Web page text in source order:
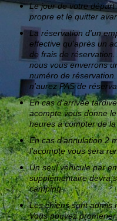
Le jour de votre départ
propre et le quitter
La réservation d'un
effective qu'après un
de frais de
nous vous enverrons
numéro de
n'aurez PAS de
En cas d’arrivée
acompte vous donne
heures a compter de
En cas d’annulation 2
l’acompte vous sera
Un seul véhicule par
supplémentaire devra
camping.
Les chiens sont admis
Vous pouvez